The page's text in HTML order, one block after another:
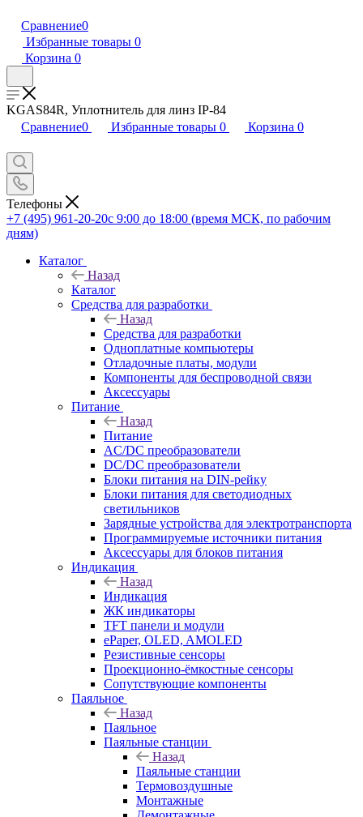
Сравнение0
Избранные товары 0
Корзина 0
KGAS84R, Уплотнитель для линз IP-84
Сравнение0 Избранные товары 0 Корзина 0
Телефоны
+7 (495) 961-20-20с 9:00 до 18:00 (время МСК, по рабочим
дням)
Каталог
Назад
Каталог
Средства для разработки
Назад
Средства для разработки
Одноплатные компьютеры
Отладочные платы, модули
Компоненты для беспроводной связи
Аксессуары
Питание
Назад
Питание
AC/DC преобразователи
DC/DC преобразователи
Блоки питания на DIN-рейку
Блоки питания для светодиодных
светильников
Зарядные устройства для электротранспорта
Программируемые источники питания
Аксессуары для блоков питания
Индикация
Назад
Индикация
ЖК индикаторы
TFT панели и модули
ePaper, OLED, AMOLED
Резистивные сенсоры
Проекционно-ёмкостные сенсоры
Сопутствующие компоненты
Паяльное
Назад
Паяльное
Паяльные станции
Назад
Паяльные станции
Термовоздушные
Монтажные